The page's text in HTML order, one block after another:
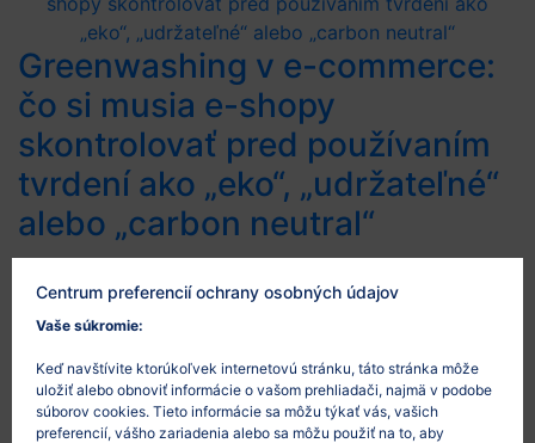
Greenwashing v e-commerce:
čo si musia e-shopy
skontrolovať pred používaním
tvrdení ako „eko“, „udržateľné“
alebo „carbon neutral“
Environmentálne tvrdenia sú v e-commerce čoraz
„udržateľné“, „green“, „šetrné k prírode“ alebo „carbon
neutral“, aby zákazníkom ukázali environmentálny
prínos produktov, obalov alebo dopravy. Problém
Centrum preferencií ochrany osobných údajov
Vaše súkromie:
Keď navštívite ktorúkoľvek internetovú stránku, táto stránka môže
uložiť alebo obnoviť informácie o vašom prehliadači, najmä v podobe
súborov cookies. Tieto informácie sa môžu týkať vás, vašich
preferencií, vášho zariadenia alebo sa môžu použiť na to, aby